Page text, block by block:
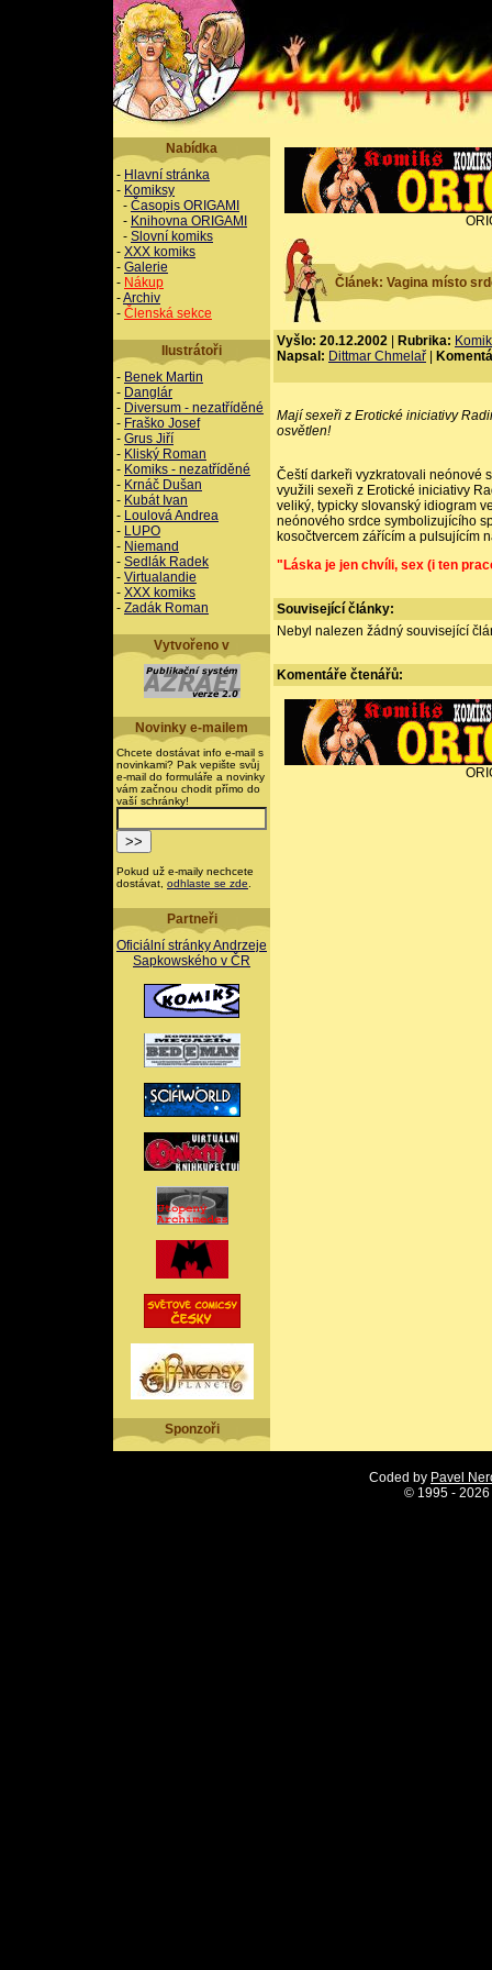
Nabídka
- Hlavní stránka
- Komiksy
- Časopis ORIGAMI
- Knihovna ORIGAMI
- Slovní komiks
- XXX komiks
- Galerie
- Nákup
-Archiv
- Členská sekce
Ilustrátoři
- Benek Martin
- Danglár
- Diversum - nezatříděné
- Fraško Josef
- Grus Jiří
- Kliský Roman
- Komiks - nezatříděné
- Krnáč Dušan
- Kubát Ivan
- Loulová Andrea
- LUPO
- Niemand
- Sedlák Radek
- Virtualandie
- XXX komiks
- Zadák Roman
Vytvořeno v
Novinky e-mailem
Chcete dostávat info e-mail s
novinkami? Pak vepište svůj
e-mail do formuláře a novinky
vám začnou chodit přímo do
vaší schránky!
Pokud už e-maily nechcete
dostávat, odhlaste se zde
Partneři
Oficiální stránky Andrzeje
Sapkowského v ČR
Sponzoři
Článek: Vagina místo
Vyšlo: 20.12.2002 Rubrika:
Napsal: Dittmar Chmelař
Mají sexeři z Erotické iniciativy
osvětlen!
Čeští darkeři vyzkratovali neónové
využili sexeři z Erotické iniciativy
veliký, typicky slovanský idiogram
neónového srdce symbolizujícího
kosočtvercem zářícím a pulsujícím
"Láska je jen chvíli, sex (i ten
Související články:
Nebyl nalezen žádný související
Komentáře čtenářů:
Coded by Pavel
© 1995 -